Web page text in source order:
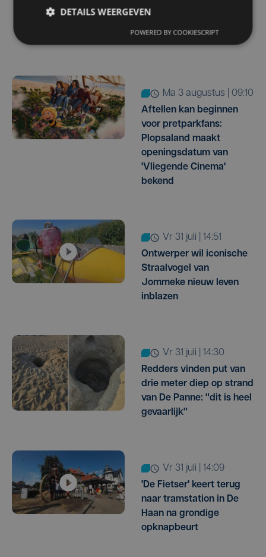
soms letterlijk het
dood"
ma 3 augustus | 09:10
Aftellen kan beginnen
voor pretparkfans:
Plopsaland maakt
openingsdatum van
'Vliegende Cinema'
bekend
vr 31 juli | 14:51
Ontwerper wil iconische
Straalvogel van
Jommeke nieuw leven
inblazen
vr 31 juli | 14:30
Redders vinden put van
drie meter diep op strand
van De Panne: "dit is heel
gevaarlijk"
vr 31 juli | 14:09
'De Fietser' keert terug
naar tramstation in De
Haan na grondige
opknapbeurt
DETAILS WEERGEVEN
POWERED BY COOKIESCRIPT